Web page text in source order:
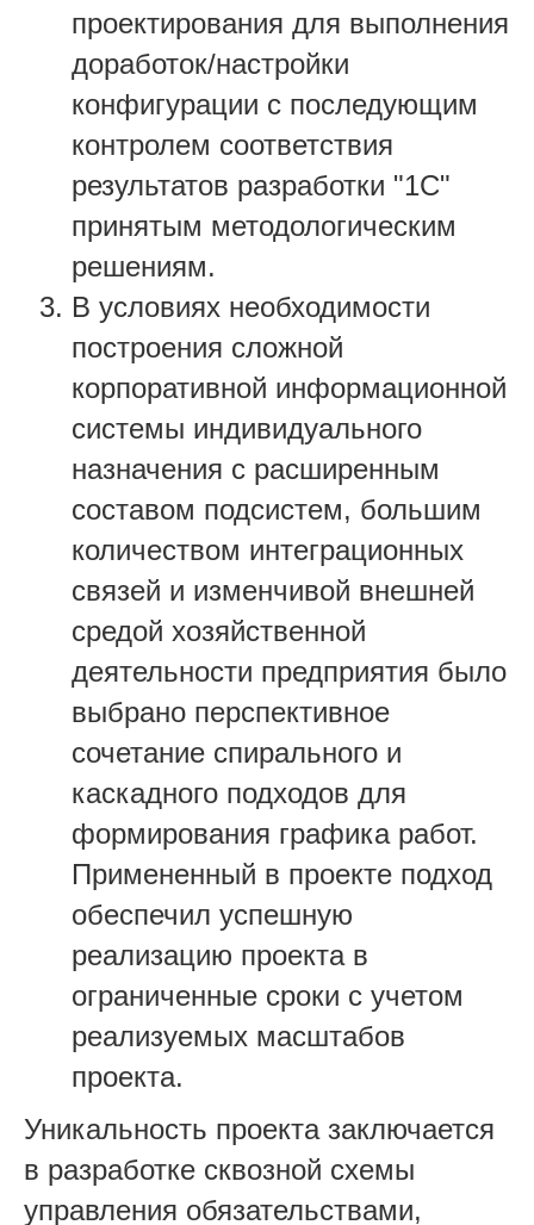
проектирования для выполнения
доработок/настройки
конфигурации с последующим
контролем соответствия
результатов разработки "1С"
принятым методологическим
решениям.
В условиях необходимости
построения сложной
корпоративной информационной
системы индивидуального
назначения с расширенным
составом подсистем, большим
количеством интеграционных
связей и изменчивой внешней
средой хозяйственной
деятельности предприятия было
выбрано перспективное
сочетание спирального и
каскадного подходов для
формирования графика работ.
Примененный в проекте подход
обеспечил успешную
реализацию проекта в
ограниченные сроки с учетом
реализуемых масштабов
проекта.
Уникальность проекта заключается
в разработке сквозной схемы
управления обязательствами,